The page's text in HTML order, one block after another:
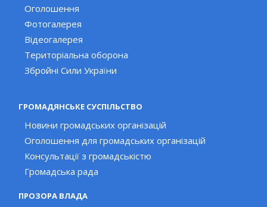
Оголошення
Фотогалерея
Відеогалерея
Територіальна оборона
Збройні Сили України
ГРОМАДЯНСЬКЕ СУСПІЛЬСТВО
Новини громадських організацій
Оголошення для громадських організацій
Консультації з громадськістю
Громадська рада
ПРОЗОРА ВЛАДА